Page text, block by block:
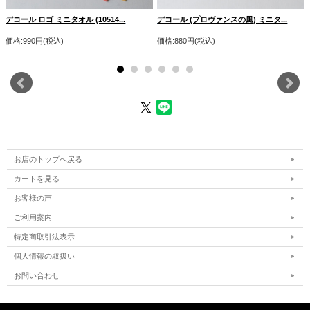
デコール ロゴ ミニタオル (10514...
価格:990円(税込)
デコール (プロヴァンスの風) ミニタ...
価格:880円(税込)
お店のトップへ戻る
カートを見る
お客様の声
ご利用案内
特定商取引法表示
個人情報の取扱い
お問い合わせ